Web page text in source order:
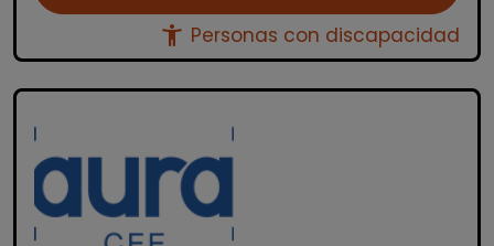
accessibility_new Personas con discapacidad